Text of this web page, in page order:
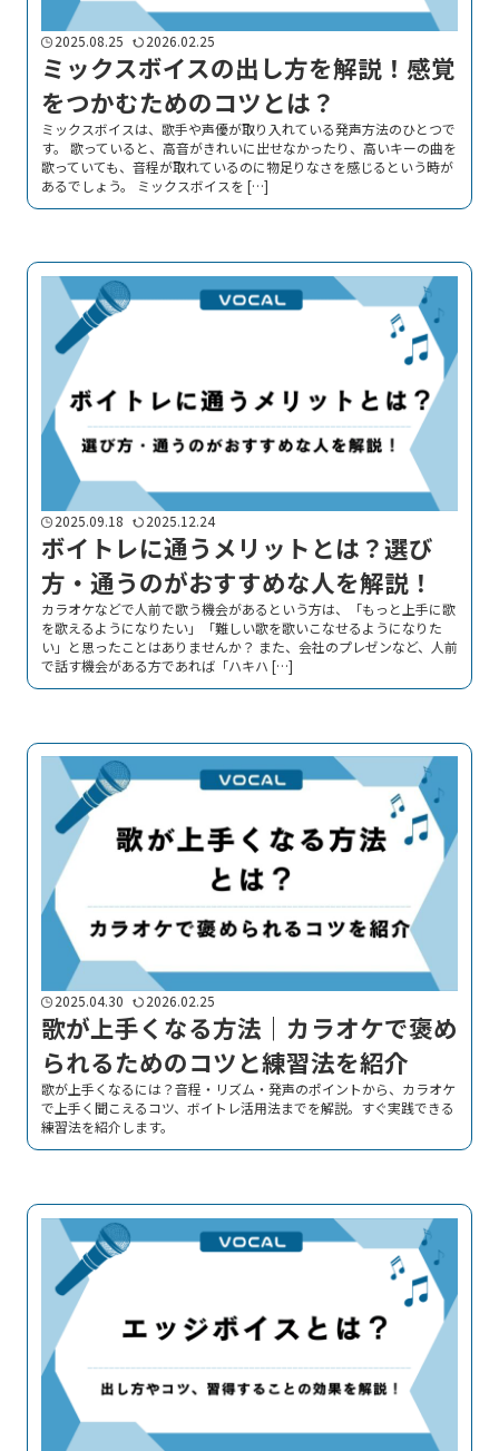
2025.08.25 2026.02.25
ミックスボイスの出し方を解説！感覚
をつかむためのコツとは？
ミックスボイスは、歌手や声優が取り入れている発声方法のひとつで
す。 歌っていると、高音がきれいに出せなかったり、高いキーの曲を
歌っていても、音程が取れているのに物足りなさを感じるという時が
あるでしょう。 ミックスボイスを […]
2025.09.18 2025.12.24
ボイトレに通うメリットとは？選び
方・通うのがおすすめな人を解説！
カラオケなどで人前で歌う機会があるという方は、「もっと上手に歌
を歌えるようになりたい」「難しい歌を歌いこなせるようになりた
い」と思ったことはありませんか？ また、会社のプレゼンなど、人前
で話す機会がある方であれば「ハキハ […]
2025.04.30 2026.02.25
歌が上手くなる方法｜カラオケで褒め
られるためのコツと練習法を紹介
歌が上手くなるには？音程・リズム・発声のポイントから、カラオケ
で上手く聞こえるコツ、ボイトレ活用法までを解説。すぐ実践できる
練習法を紹介します。